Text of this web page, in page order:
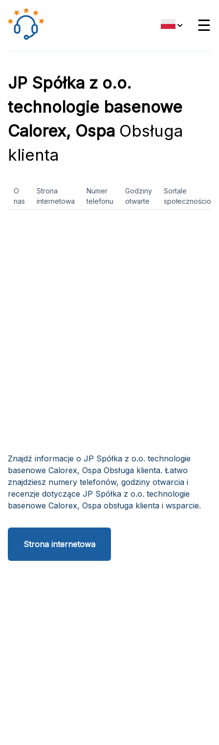
☰
JP Spółka z o.o.
technologie basenowe
Calorex, Ospa Obsługa
klienta
O
nas
Strona
internetowa
Numer
telefonu
Godziny
otwarte
Sortale
Znajdź informacje o JP Spółka z o.o. technologie
basenowe Calorex, Ospa Obsługa klienta. Łatwo
znajdziesz numery telefonów, godziny otwarcia i
recenzje dotyczące JP Spółka z o.o. technologie
basenowe Calorex, Ospa obsługa klienta i wsparcie.
Strona internetowa